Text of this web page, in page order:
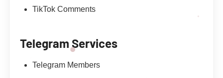
TikTok Comments
Telegram Services
Telegram Members